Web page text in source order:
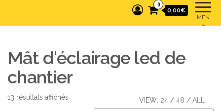
MEN
U
0
0,00€
Mât d'éclairage led de
chantier
VIEW: 24 / 48 / ALL
13 résultats affichés